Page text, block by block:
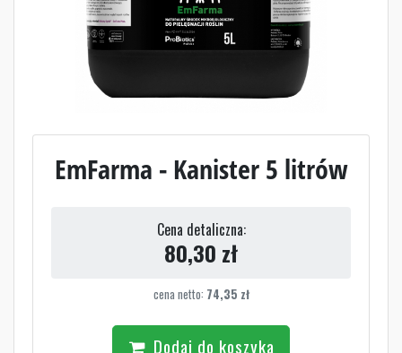
EmFarma - Kanister 5 litrów
Cena detaliczna:
80,30 zł
cena netto: 74,35 zł
Dodaj do koszyka